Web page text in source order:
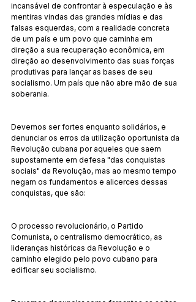
incansável de confrontar à especulação e às
mentiras vindas das grandes mídias e das
falsas esquerdas, com a realidade concreta
de um país e um povo que caminha em
direção a sua recuperação econômica, em
direção ao desenvolvimento das suas forças
produtivas para lançar as bases de seu
socialismo. Um país que não abre mão de sua
soberania.
Devemos ser fortes enquanto solidários, e
denunciar os erros da utilização oportunista da
Revolução cubana por aqueles que saem
supostamente em defesa "das conquistas
sociais" da Revolução, mas ao mesmo tempo
negam os fundamentos e alicerces dessas
conquistas, que são:
O processo revolucionário, o Partido
Comunista, o centralismo democrático, as
lideranças históricas da Revolução e o
caminho elegido pelo povo cubano para
edificar seu socialismo.